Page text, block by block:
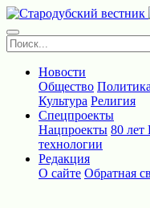
Новости
Общество Политика
Культура Религия
Спецпроекты
Нацпроекты 80
технологии
Редакция
О сайте Обратная